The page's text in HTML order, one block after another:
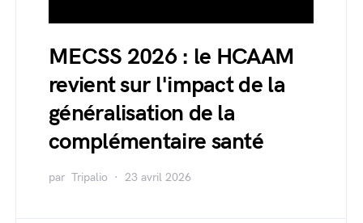
MECSS 2026 : le HCAAM
revient sur l'impact de la
généralisation de la
complémentaire santé
par Tripalio 23 avril 2026